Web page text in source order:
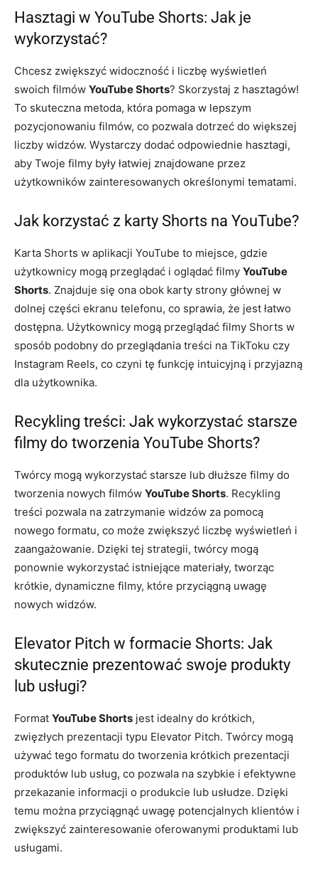
Hasztagi w YouTube Shorts: Jak je
wykorzystać?
Chcesz zwiększyć widoczność i liczbę wyświetleń
swoich filmów YouTube Shorts? Skorzystaj z hasztagów!
To skuteczna metoda, która pomaga w lepszym
pozycjonowaniu filmów, co pozwala dotrzeć do większej
liczby widzów. Wystarczy dodać odpowiednie hasztagi,
aby Twoje filmy były łatwiej znajdowane przez
użytkowników zainteresowanych określonymi tematami.
Jak korzystać z karty Shorts na YouTube?
Karta Shorts w aplikacji YouTube to miejsce, gdzie
użytkownicy mogą przeglądać i oglądać filmy YouTube
Shorts. Znajduje się ona obok karty strony głównej w
dolnej części ekranu telefonu, co sprawia, że jest łatwo
dostępna. Użytkownicy mogą przeglądać filmy Shorts w
sposób podobny do przeglądania treści na TikToku czy
Instagram Reels, co czyni tę funkcję intuicyjną i przyjazną
dla użytkownika.
Recykling treści: Jak wykorzystać starsze
filmy do tworzenia YouTube Shorts?
Twórcy mogą wykorzystać starsze lub dłuższe filmy do
tworzenia nowych filmów YouTube Shorts. Recykling
treści pozwala na zatrzymanie widzów za pomocą
nowego formatu, co może zwiększyć liczbę wyświetleń i
zaangażowanie. Dzięki tej strategii, twórcy mogą
ponownie wykorzystać istniejące materiały, tworząc
krótkie, dynamiczne filmy, które przyciągną uwagę
nowych widzów.
Elevator Pitch w formacie Shorts: Jak
skutecznie prezentować swoje produkty
lub usługi?
Format YouTube Shorts jest idealny do krótkich,
zwięzłych prezentacji typu Elevator Pitch. Twórcy mogą
używać tego formatu do tworzenia krótkich prezentacji
produktów lub usług, co pozwala na szybkie i efektywne
przekazanie informacji o produkcie lub usłudze. Dzięki
temu można przyciągnąć uwagę potencjalnych klientów i
zwiększyć zainteresowanie oferowanymi produktami lub
usługami.